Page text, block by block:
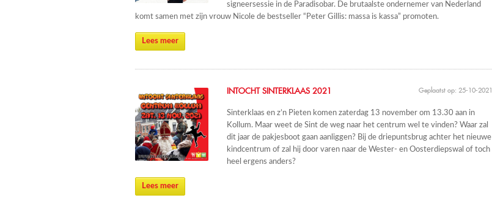
signeersessie in de Paradisobar. De brutaalste ondernemer van Nederland
komt samen met zijn vrouw Nicole de bestseller “Peter Gillis: massa is kassa” promoten.
Lees meer
Geplaatst op: 25-10-2021
INTOCHT SINTERKLAAS 2021
Sinterklaas en z’n Pieten komen zaterdag 13 november om 13.30 aan in
Kollum. Maar weet de Sint de weg naar het centrum wel te vinden? Waar zal
dit jaar de pakjesboot gaan aanliggen? Bij de driepuntsbrug achter het nieuwe
kindcentrum of zal hij door varen naar de Wester- en Oosterdiepswal of toch
heel ergens anders?
Lees meer